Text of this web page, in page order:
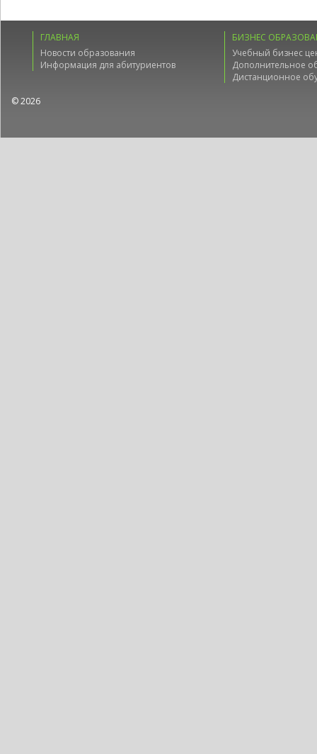
ГЛАВНАЯ
Новости образования
Информация для абитуриентов
БИЗНЕС
Учебный бизнес
Дополнительное
Дистанционное
© 2026